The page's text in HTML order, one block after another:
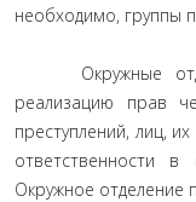
необходимо, группы
Окружные
реализацию прав
преступлений, лиц,
ответственности в
Окружное отделение